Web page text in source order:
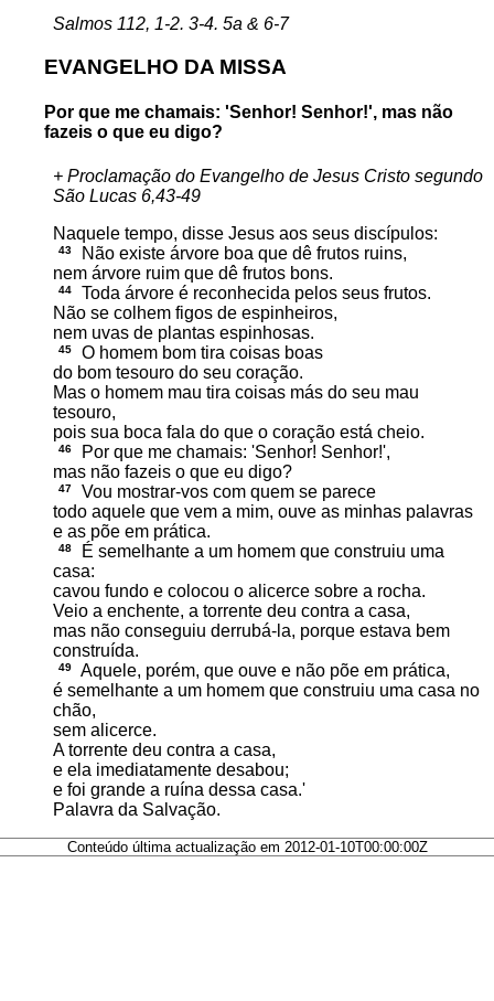
Salmos 112, 1-2. 3-4. 5a & 6-7
EVANGELHO DA MISSA
Por que me chamais: 'Senhor! Senhor!', mas não
fazeis o que eu digo?
+ Proclamação do Evangelho de Jesus Cristo segundo
São Lucas 6,43-49
Naquele tempo, disse Jesus aos seus discípulos:
43
Não existe árvore boa que dê frutos ruins,
nem árvore ruim que dê frutos bons.
44
Toda árvore é reconhecida pelos seus frutos.
Não se colhem figos de espinheiros,
nem uvas de plantas espinhosas.
45
O homem bom tira coisas boas
do bom tesouro do seu coração.
Mas o homem mau tira coisas más do seu mau
tesouro,
pois sua boca fala do que o coração está cheio.
46
Por que me chamais: 'Senhor! Senhor!',
mas não fazeis o que eu digo?
47
Vou mostrar-vos com quem se parece
todo aquele que vem a mim, ouve as minhas palavras
e as põe em prática.
48
É semelhante a um homem que construiu uma
casa:
cavou fundo e colocou o alicerce sobre a rocha.
Veio a enchente, a torrente deu contra a casa,
mas não conseguiu derrubá-la, porque estava bem
construída.
49
Aquele, porém, que ouve e não põe em prática,
é semelhante a um homem que construiu uma casa no
chão,
sem alicerce.
A torrente deu contra a casa,
e ela imediatamente desabou;
e foi grande a ruína dessa casa.'
Palavra da Salvação.
Conteúdo última actualização em 2012-01-10T00:00:00Z